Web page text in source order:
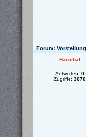
Forum: Vorstellung
Hannibal
Antworten: 0
Zugriffe: 3070